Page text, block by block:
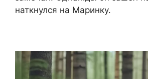
наткнулся на Маринку.